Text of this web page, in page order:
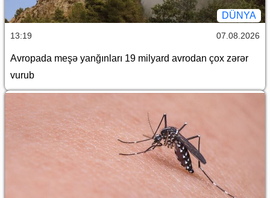
DÜNYA
13:19 07.08.2026
Avropada meşə yanğınları 19 milyard avrodan çox zərər
vurub